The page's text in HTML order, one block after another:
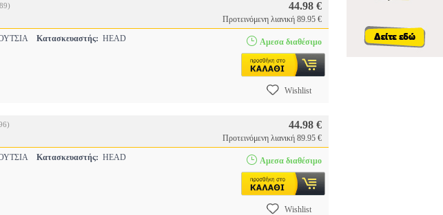
44.98 €
Προτεινόμενη λιανική 89.95 €
Κατασκευαστής: HEAD Αμεσα διαθέσιμο
Wishlist
44.98 €
Προτεινόμενη λιανική 89.95 €
Κατασκευαστής: HEAD Αμεσα διαθέσιμο
Wishlist